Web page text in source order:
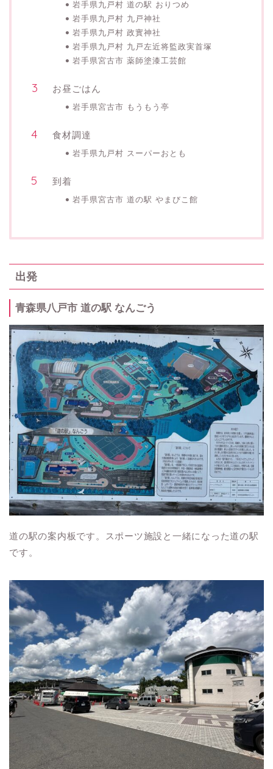
岩手県九戸村 道の駅 おりつめ
岩手県九戸村 九戸神社
岩手県九戸村 政實神社
岩手県九戸村 九戸左近将監政実首塚
岩手県宮古市 薬師塗漆工芸館
お昼ごはん
岩手県宮古市 もうもう亭
食材調達
岩手県九戸村 スーパーおとも
到着
岩手県宮古市 道の駅 やまびこ館
出発
青森県八戸市 道の駅 なんごう
道の駅の案内板です。スポーツ施設と一緒になった道の駅
です。